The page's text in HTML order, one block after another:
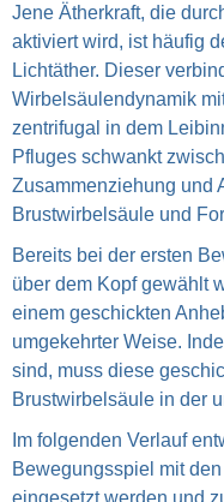
Jene Ätherkraft, die
aktiviert wird, ist häufig
Lichtäther. Dieser
Wirbelsäulendynamik
zentrifugal in dem
Pfluges schwankt
Zusammenziehung und
Brustwirbelsäule und
Bereits bei der ersten
über dem Kopf gewählt
einem geschickten
umgekehrter Weise.
sind, muss diese
Brustwirbelsäule in der
Im folgenden Verlauf
Bewegungsspiel mit
eingesetzt werden und